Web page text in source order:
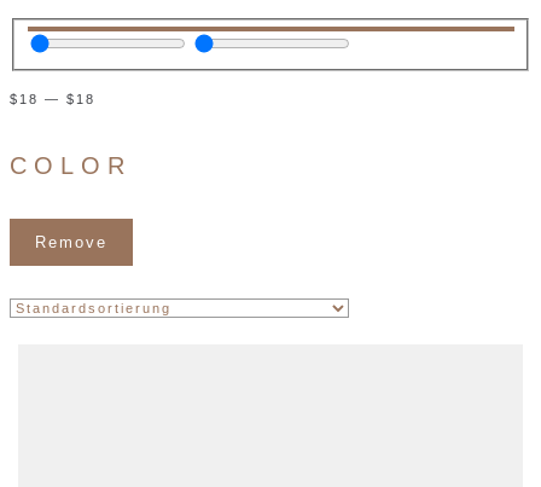
$ 18 — $ 18
COLOR
Remove